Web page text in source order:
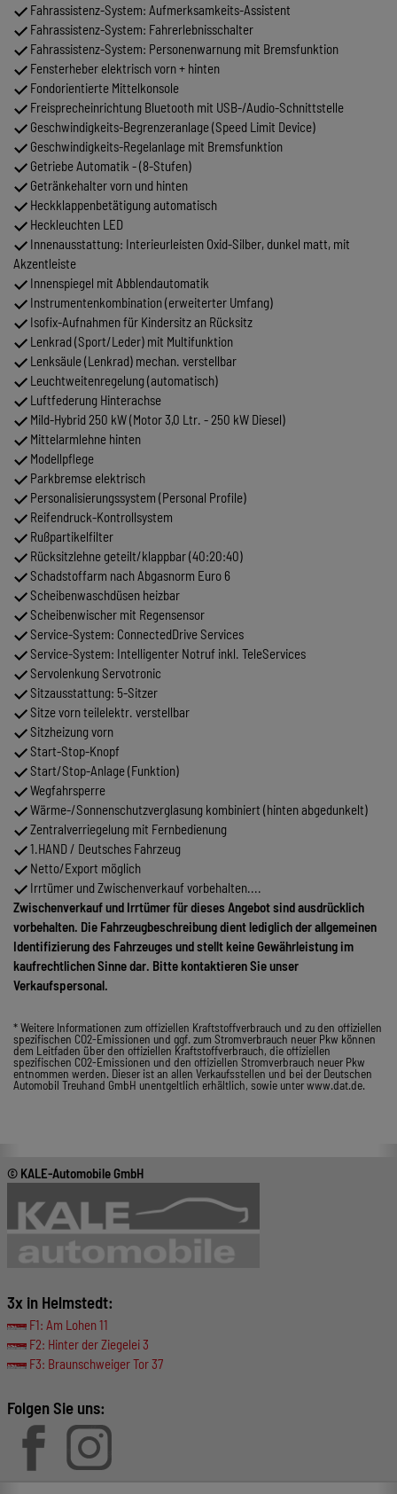
Fahrassistenz-System: Aufmerksamkeits-Assistent
Fahrassistenz-System: Fahrerlebnisschalter
Fahrassistenz-System: Personenwarnung mit Bremsfunktion
Fensterheber elektrisch vorn + hinten
Fondorientierte Mittelkonsole
Freisprecheinrichtung Bluetooth mit USB-/Audio-Schnittstelle
Geschwindigkeits-Begrenzeranlage (Speed Limit Device)
Geschwindigkeits-Regelanlage mit Bremsfunktion
Getriebe Automatik - (8-Stufen)
Getränkehalter vorn und hinten
Heckklappenbetätigung automatisch
Heckleuchten LED
Innenausstattung: Interieurleisten Oxid-Silber, dunkel matt, mit
Akzentleiste
Innenspiegel mit Abblendautomatik
Instrumentenkombination (erweiterter Umfang)
Isofix-Aufnahmen für Kindersitz an Rücksitz
Lenkrad (Sport/Leder) mit Multifunktion
Lenksäule (Lenkrad) mechan. verstellbar
Leuchtweitenregelung (automatisch)
Luftfederung Hinterachse
Mild-Hybrid 250 kW (Motor 3,0 Ltr. - 250 kW Diesel)
Mittelarmlehne hinten
Modellpflege
Parkbremse elektrisch
Personalisierungssystem (Personal Profile)
Reifendruck-Kontrollsystem
Rußpartikelfilter
Rücksitzlehne geteilt/klappbar (40:20:40)
Schadstoffarm nach Abgasnorm Euro 6
Scheibenwaschdüsen heizbar
Scheibenwischer mit Regensensor
Service-System: ConnectedDrive Services
Service-System: Intelligenter Notruf inkl. TeleServices
Servolenkung Servotronic
Sitzausstattung: 5-Sitzer
Sitze vorn teilelektr. verstellbar
Sitzheizung vorn
Start-Stop-Knopf
Start/Stop-Anlage (Funktion)
Wegfahrsperre
Wärme-/Sonnenschutzverglasung kombiniert (hinten abgedunkelt)
Zentralverriegelung mit Fernbedienung
1.HAND / Deutsches Fahrzeug
Netto/Export möglich
Irrtümer und Zwischenverkauf vorbehalten....
Zwischenverkauf und Irrtümer für dieses Angebot sind ausdrücklich
vorbehalten. Die Fahrzeugbeschreibung dient lediglich der allgemeinen
Identifizierung des Fahrzeuges und stellt keine Gewährleistung im
kaufrechtlichen Sinne dar. Bitte kontaktieren Sie unser
Verkaufspersonal.
* Weitere Informationen zum offiziellen Kraftstoffverbrauch und zu den offiziellen
spezifischen CO2-Emissionen und ggf. zum Stromverbrauch neuer Pkw können
dem Leitfaden über den offiziellen Kraftstoffverbrauch, die offiziellen
spezifischen CO2-Emissionen und den offiziellen Stromverbrauch neuer Pkw
entnommen werden. Dieser ist an allen Verkaufsstellen und bei der Deutschen
Automobil Treuhand GmbH unentgeltlich erhältlich, sowie unter www.dat.de.
© KALE-Automobile GmbH
3x in Helmstedt:
F1: Am Lohen 11
F2: Hinter der Ziegelei 3
F3: Braunschweiger Tor 37
Folgen Sie uns: